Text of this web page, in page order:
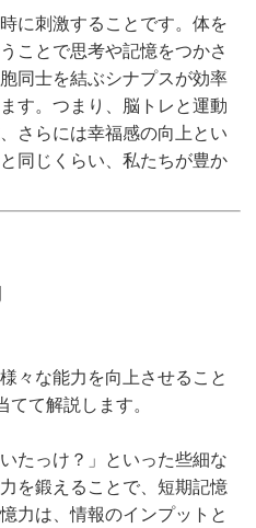
に刺激することです。体を
ことで思考や記憶をつかさ
同士を結ぶシナプスが効率
す。つまり、脳トレと運動
さらには幸福感の向上とい
同じくらい、私たちが豊か
々な能力を向上させること
て解説します。
たっけ？」といった些細な
を鍛えることで、短期記憶
力は、情報のインプットと